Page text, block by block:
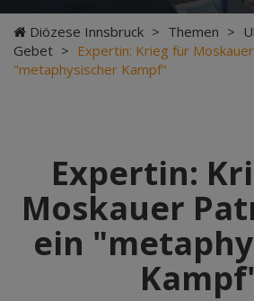
Diözese Innsbruck > Themen >
Gebet > Expertin: Krieg für
"metaphysischer Kampf"
Expertin:
Moskauer
ein